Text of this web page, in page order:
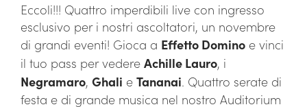
Eccoli!!! Quattro imperdibili live con ingresso
esclusivo per i nostri ascoltatori, un novembre
di grandi eventi! Gioca a Effetto Domino e vinci
il tuo pass per vedere Achille Lauro, i
Negramaro, Ghali e Tananai. Quattro serate di
festa e di grande musica nel nostro Auditorium